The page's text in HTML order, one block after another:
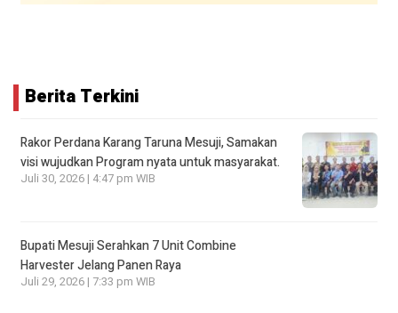
Berita Terkini
Rakor Perdana Karang Taruna Mesuji, Samakan
visi wujudkan Program nyata untuk masyarakat.
Juli 30, 2026 | 4:47 pm WIB
Bupati Mesuji Serahkan 7 Unit Combine
Harvester Jelang Panen Raya
Juli 29, 2026 | 7:33 pm WIB